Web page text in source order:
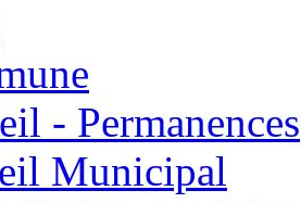
- Permanences
Municipal